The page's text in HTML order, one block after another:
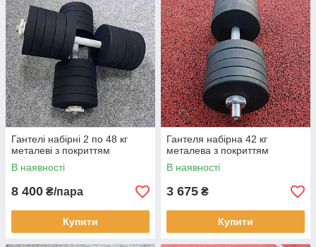
Гантелі набірні 2 по 48 кг
металеві з покриттям
В наявності
8 400 ₴/пара
Купити
Гантеля набірна 42 кг
металева з покриттям
В наявності
3 675 ₴
Купити